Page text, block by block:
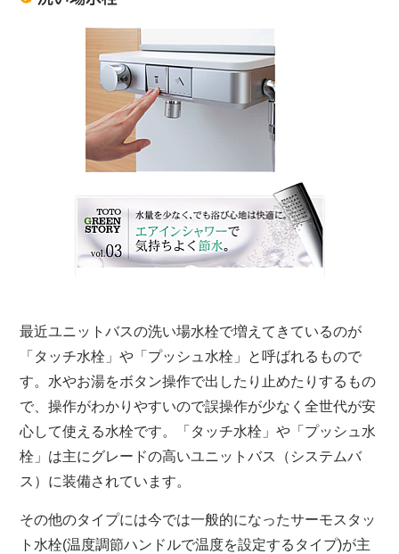
最近ユニットバスの洗い場水栓で増えてきているのが
「タッチ水栓」や「プッシュ水栓」と呼ばれるもので
す。水やお湯をボタン操作で出したり止めたりするもの
で、操作がわかりやすいので誤操作が少なく全世代が安
心して使える水栓です。「タッチ水栓」や「プッシュ水
栓」は主にグレードの高いユニットバス（システムバ
ス）に装備されています。
その他のタイプには今では一般的になったサーモスタッ
ト水栓(温度調節ハンドルで温度を設定するタイプ)が主